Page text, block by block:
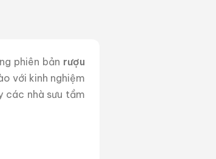
phiên bản rượu
với kinh nghiệm
các nhà sưu tầm